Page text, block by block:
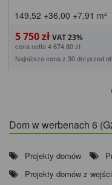
149,52 +36,00 +7,91 m²
5 750 zł
cena netto 4 674,80 zł
Najniższa cena z 30 dni przed
Dom w werbenach 6
Projekty domów
Projekty domów z